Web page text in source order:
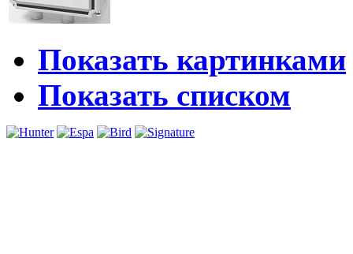
Показать картинками
Показать списком